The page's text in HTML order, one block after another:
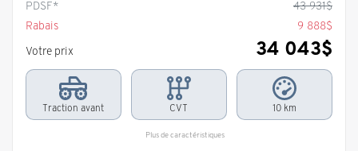
PDSF*
43 931$
Rabais
9 888$
Votre prix
34 043$
Traction avant CVT 10 km
Plus de caractéristiques